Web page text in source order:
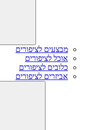
מבצעים לציפורים
אוכל לציפורים
כלובים לציפורים
אביזרים לציפורים